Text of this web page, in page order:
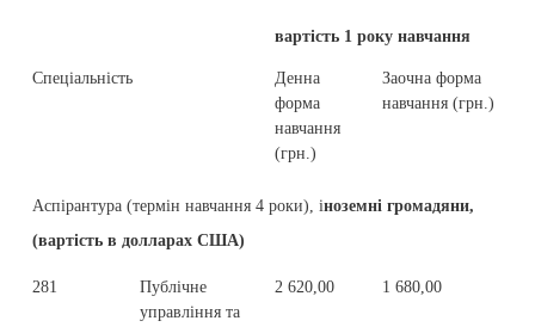
вартість 1 року навчання
Спеціальність
Денна
форма
навчання
(грн.)
Заочна форма
навчання (грн.)
Аспірантура (термін навчання 4 роки), іноземні громадяни,
(вартість в долларах США)
281
Публічне
управління та
2 620,00 1 680,00